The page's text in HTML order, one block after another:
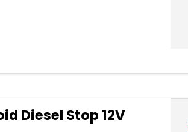
Diesel Stop 12V